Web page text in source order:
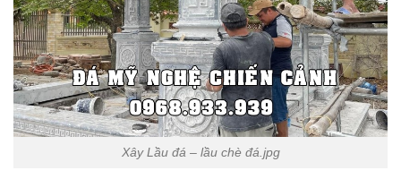
Xây Lầu đá – lầu chè đá.jpg